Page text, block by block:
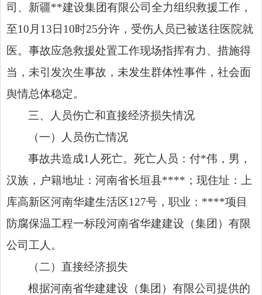
司、新疆**建设集团有限公司全力组织救援工作，
至10月13日10时25分许，受伤人员已被送往医院就
医。事故应急救援处置工作现场指挥有力、措施得
当，未引发次生事故，未发生群体性事件，社会面
舆情总体稳定。
三、人员伤亡和直接经济损失情况
（一）人员伤亡情况
事故共造成1人死亡。死亡人员：付*伟，男，
汉族，户籍地址：河南省长垣县****；现住址：上
库高新区河南华建生活区127号，职业：****项目
防腐保温工程一标段河南省华建建设（集团）有限
公司工人。
（二）直接经济损失
根据河南省华建建设（集团）有限公司提供的